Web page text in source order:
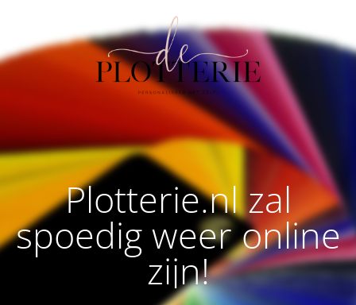
Plotterie.nl zal
spoedig weer online
zijn!